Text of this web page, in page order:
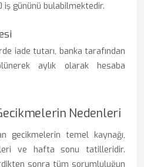
iş gününü bulabilmektedir.
iade tutarı, banka tarafından
aylık olarak hesaba
Nedenleri
gecikmelerin temel kaynağı,
ve hafta sonu tatilleridir.
sonra tüm sorumluluğun